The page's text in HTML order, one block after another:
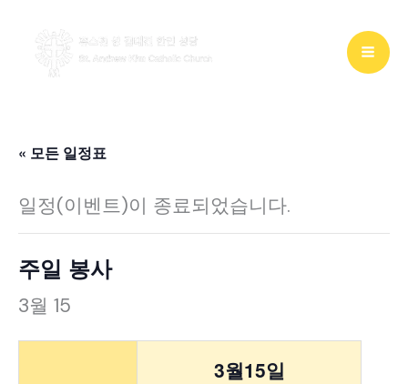
« 모든 일정표
일정(이벤트)이 종료되었습니다.
주일 봉사
3월 15
3월15일